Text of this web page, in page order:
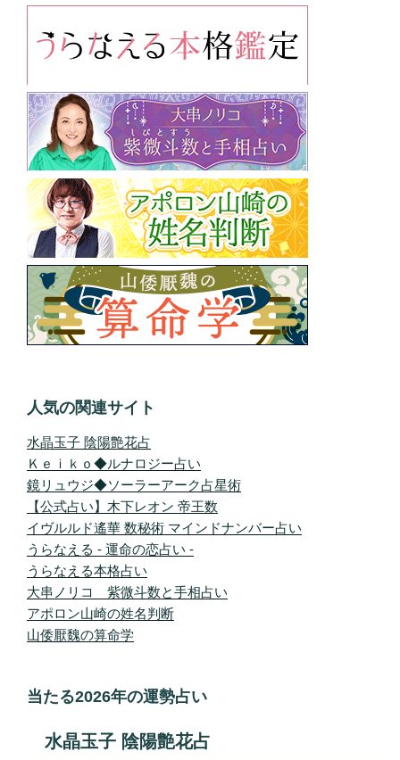
人気の関連サイト
水晶玉子 陰陽艶花占
Ｋｅｉｋｏ◆ルナロジー占い
鏡リュウジ◆ソーラーアーク占星術
【公式占い】木下レオン 帝王数
イヴルルド遙華 数秘術 マインドナンバー占い
うらなえる - 運命の恋占い -
うらなえる本格占い
大串ノリコ 紫微斗数と手相占い
アポロン山崎の姓名判断
山倭厭魏の算命学
当たる2026年の運勢占い
水晶玉子 陰陽艶花占